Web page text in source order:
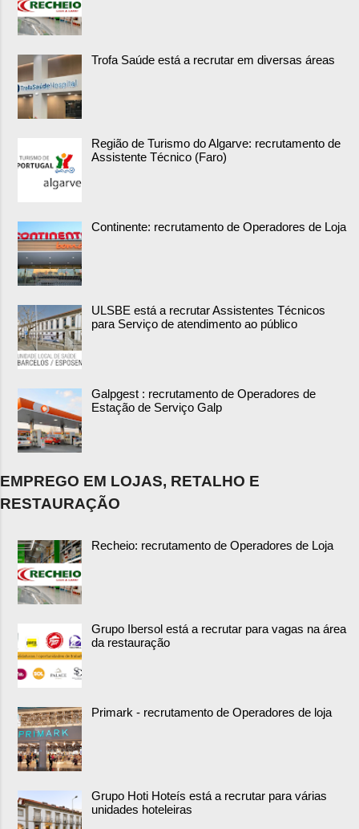
Trofa Saúde está a recrutar em diversas áreas
Região de Turismo do Algarve: recrutamento de
Assistente Técnico (Faro)
Continente: recrutamento de Operadores de Loja
ULSBE está a recrutar Assistentes Técnicos
para Serviço de atendimento ao público
Galpgest : recrutamento de Operadores de
Estação de Serviço Galp
EMPREGO EM LOJAS, RETALHO E
RESTAURAÇÃO
Recheio: recrutamento de Operadores de Loja
Grupo Ibersol está a recrutar para vagas na área
da restauração
Primark - recrutamento de Operadores de loja
Grupo Hoti Hoteís está a recrutar para várias
unidades hoteleiras